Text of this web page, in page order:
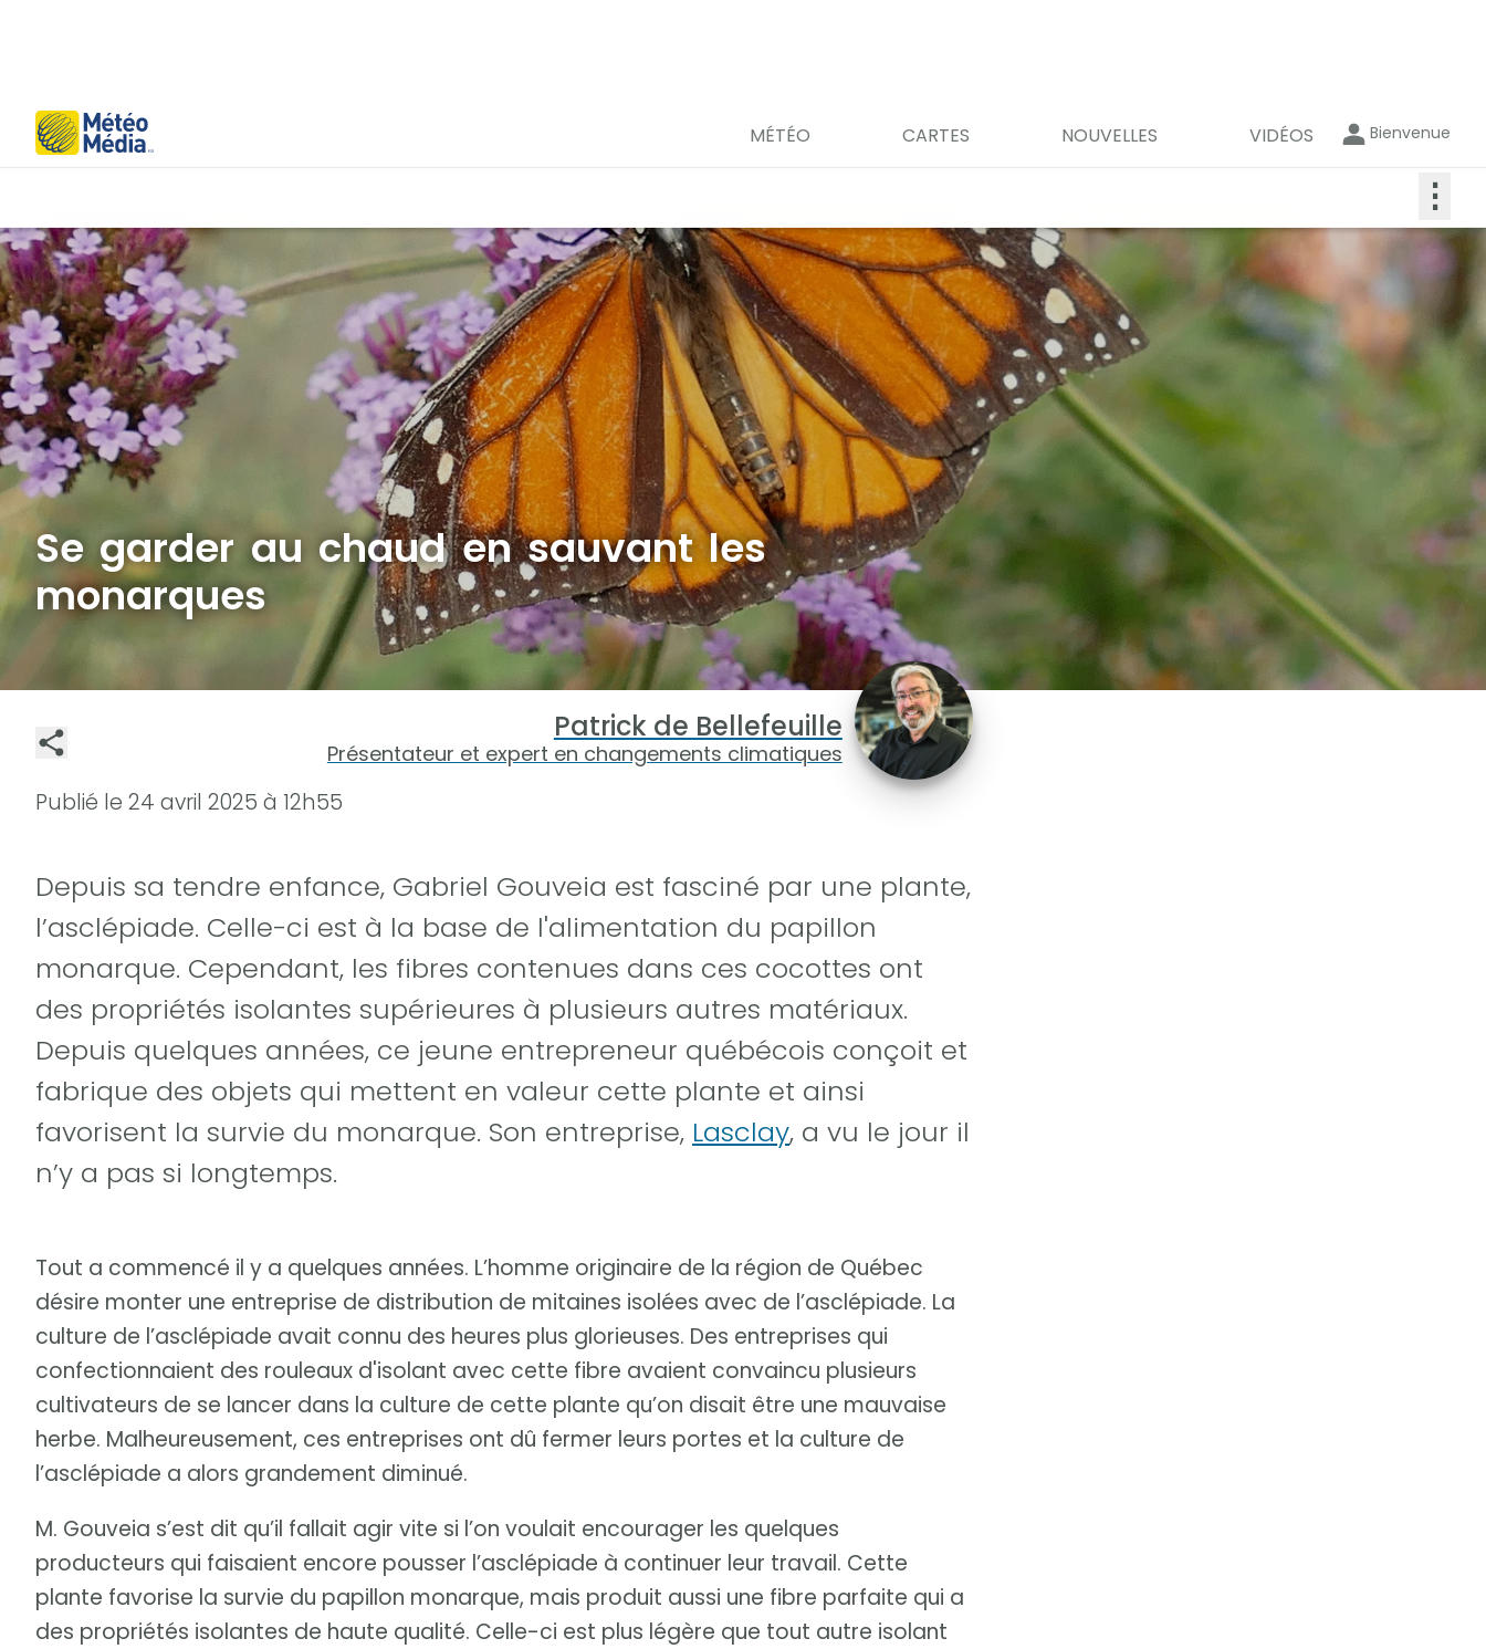
MÉTÉO CARTES NOUVELLES VIDÉOS Bienvenue
⋮
Se garder au chaud en sauvant les
monarques
Patrick de Bellefeuille
Présentateur et expert en changements climatiques
Publié le 24 avril 2025 à 12h55
Depuis sa tendre enfance, Gabriel Gouveia est fasciné par une plante,
l’asclépiade. Celle-ci est à la base de l'alimentation du papillon
monarque. Cependant, les fibres contenues dans ces cocottes ont
des propriétés isolantes supérieures à plusieurs autres matériaux.
Depuis quelques années, ce jeune entrepreneur québécois conçoit et
fabrique des objets qui mettent en valeur cette plante et ainsi
favorisent la survie du monarque. Son entreprise, Lasclay, a vu le jour il
n’y a pas si longtemps.
Tout a commencé il y a quelques années. L’homme originaire de la région de Québec
désire monter une entreprise de distribution de mitaines isolées avec de l’asclépiade. La
culture de l’asclépiade avait connu des heures plus glorieuses. Des entreprises qui
confectionnaient des rouleaux d'isolant avec cette fibre avaient convaincu plusieurs
cultivateurs de se lancer dans la culture de cette plante qu’on disait être une mauvaise
herbe. Malheureusement, ces entreprises ont dû fermer leurs portes et la culture de
l’asclépiade a alors grandement diminué.
M. Gouveia s’est dit qu’il fallait agir vite si l’on voulait encourager les quelques
producteurs qui faisaient encore pousser l’asclépiade à continuer leur travail. Cette
plante favorise la survie du papillon monarque, mais produit aussi une fibre parfaite qui a
des propriétés isolantes de haute qualité. Celle-ci est plus légère que tout autre isolant